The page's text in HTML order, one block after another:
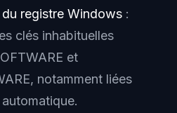
registre Windows :
clés inhabituelles
et
notamment liées